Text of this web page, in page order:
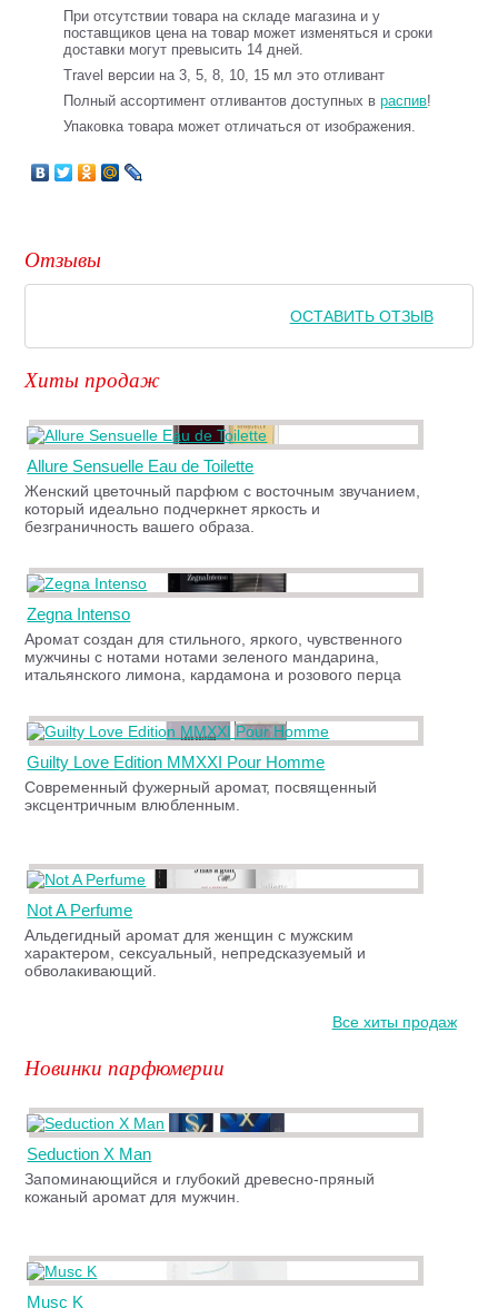
При отсутствии товара на складе магазина и у
поставщиков цена на товар может изменяться и сроки
доставки могут превысить 14 дней.
Travel версии на 3, 5, 8, 10, 15 мл это отливант
Полный ассортимент отливантов доступных враспив!
Упаковка товара может отличаться от изображения.
Отзывы
ОСТАВИТЬ ОТЗЫВ
Хиты продаж
Allure Sensuelle Eau de Toilette
Женский цветочный парфюм с восточным звучанием,
который идеально подчеркнет яркость и
безграничность вашего образа.
Zegna Intenso
Аромат создан для стильного, яркого, чувственного
мужчины с нотами нотами зеленого мандарина,
итальянского лимона, кардамона и розового перца
Guilty Love Edition MMXXI Pour Homme
Современный фужерный аромат, посвященный
эксцентричным влюбленным.
Not A Perfume
Альдегидный аромат для женщин с мужским
характером, сексуальный, непредсказуемый и
обволакивающий.
Все хиты продаж
Новинки парфюмерии
Seduction X Man
Запоминающийся и глубокий древесно-пряный
кожаный аромат для мужчин.
Musc K